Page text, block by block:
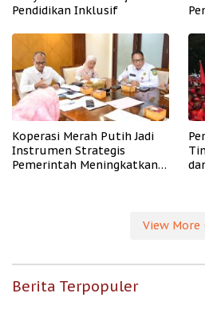
Pendidikan Inklusif
Koperasi Merah Putih Jadi
Instrumen Strategis
Pemerintah Meningkatkan
View More
Berita Terpopuler